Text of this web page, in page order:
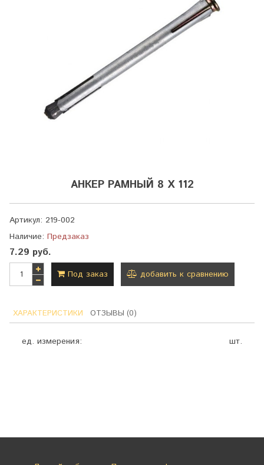
АНКЕР РАМНЫЙ 8 Х 112
Артикул: 219-002
Наличие: Предзаказ
7.29 руб.
Под заказ добавить к сравнению
ХАРАКТЕРИСТИКИ ОТЗЫВЫ (0)
ед. измерения: шт.